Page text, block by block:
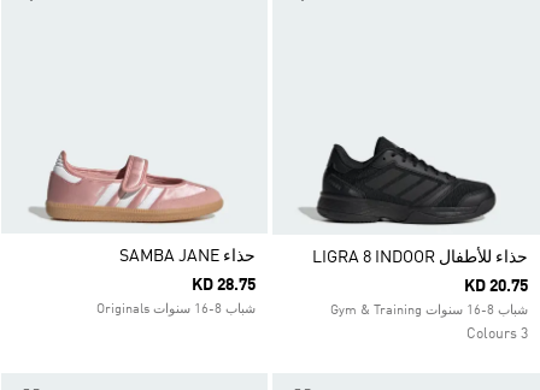
حذاء للأطفال LIGRA 8 INDOOR
KD 20.75
شباب 8-16 سنوات Gym & Training
3 Colours
حذاء SAMBA JANE
KD 28.75
شباب 8-16 سنوات Originals